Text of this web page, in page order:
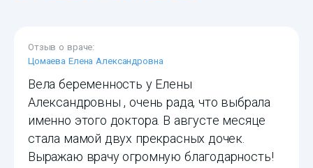
Отзыв о враче:
Цомаева Елена Александровна
Вела беременность у Елены
Александровны , очень рада, что выбрала
именно этого доктора. В августе месяце
стала мамой двух прекрасных дочек.
Выражаю врачу огромную благодарность!